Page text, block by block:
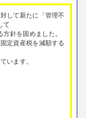
して新たに「管理不
て
針を固めました。
定資産税を減額する
います。